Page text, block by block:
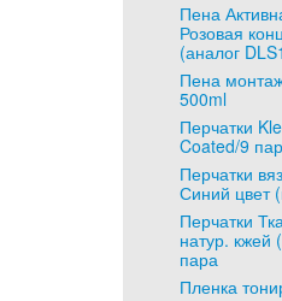
Пена
Розовая
(аналог
Пена
500ml
Перчатки
Coated/9
Перчатки
Синий цвет
Перчатки
натур. кжей
пара
Пленка